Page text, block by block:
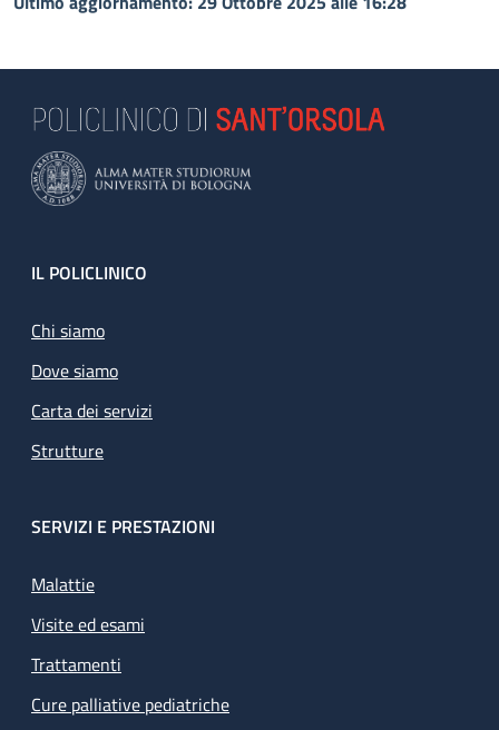
Footer
IL POLICLINICO
Chi siamo
Dove siamo
Carta dei servizi
Strutture
SERVIZI E PRESTAZIONI
Malattie
Visite ed esami
Trattamenti
Cure palliative pediatriche